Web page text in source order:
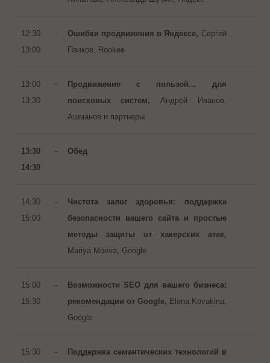
12:30 -
13:00
Ошибки продвижения в Яндексе, Сергей
Панков, Rookee
13:00 -
13:30
Продвижение с пользой... для
поисковых систем, Андрей Иванов,
Ашманов и партнеры
13:30 -
14:30
Обед
14:30 -
15:00
Чистота залог здоровья: поддержка
безопасности вашего сайта и простые
методы защиты от хакерских атак,
Mariya Moeva, Google
15:00 -
15:30
Возможности SEO для вашего бизнеса:
рекомендации от Google, Elena Kovakina,
Google
15:30 -
Поддержка семантических технологий в